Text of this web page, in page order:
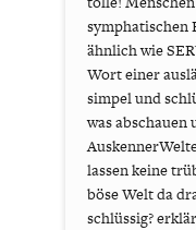
symphatischen
ähnlich wie
Wort einer
simpel und
was abschauen
lassen keine
böse Welt da
schlüssig?